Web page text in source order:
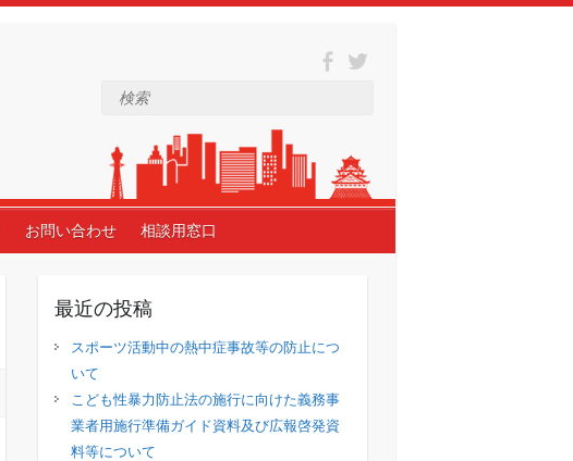
検索
お問い合わせ 相談用窓口
最近の投稿
スポーツ活動中の熱中症事故等の防止につ
いて
こども性暴力防止法の施行に向けた義務事
業者用施行準備ガイド資料及び広報啓発資
料等について